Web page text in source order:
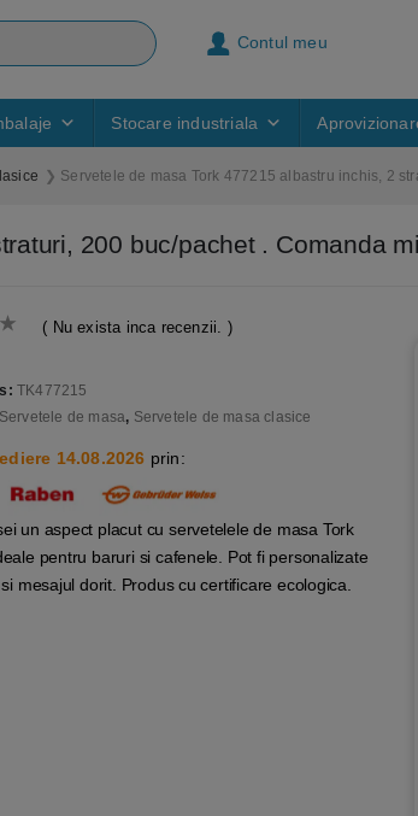
Contul meu
Stocare industriala
Servetele de masa Tork 477215 albastru inchis, 2
200 buc/pachet . Comanda
( Nu exista inca recenzii. )
TK477215
Servetele de masa, Servetele de masa clasice
14.08.2026 prin:
un aspect placut cu servetelele de masa Tork
pentru baruri si cafenele. Pot fi personalizate
mesajul dorit. Produs cu certificare ecologica.